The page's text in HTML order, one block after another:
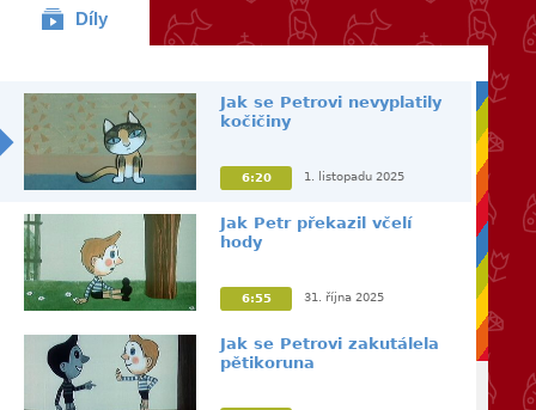
Díly
Jak se Petrovi nevyplatily
kočičiny
6:20 1. listopadu 2025
Jak Petr překazil včelí
hody
6:55 31. října 2025
Jak se Petrovi zakutálela
pětikoruna